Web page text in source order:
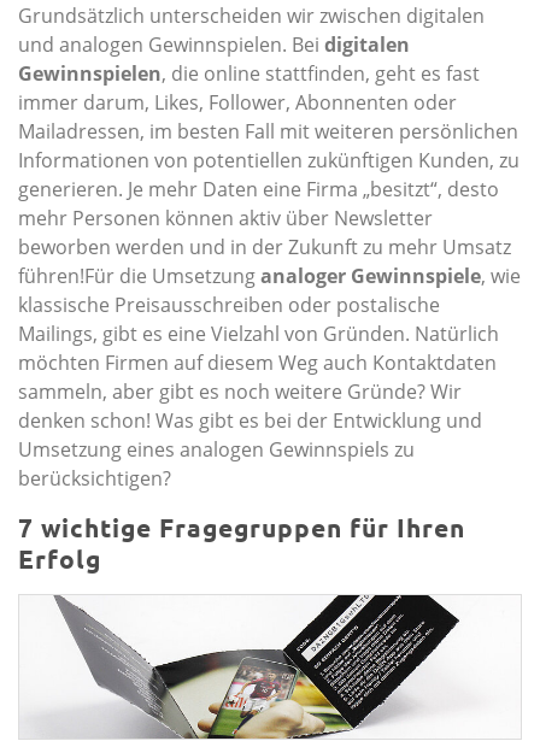
Grundsätzlich unterscheiden wir zwischen digitalen
und analogen Gewinnspielen. Bei digitalen
Gewinnspielen, die online stattfinden, geht es fast
immer darum, Likes, Follower, Abonnenten oder
Mailadressen, im besten Fall mit weiteren persönlichen
Informationen von potentiellen zukünftigen Kunden, zu
generieren. Je mehr Daten eine Firma „besitzt“, desto
mehr Personen können aktiv über Newsletter
beworben werden und in der Zukunft zu mehr Umsatz
führen!Für die Umsetzunganaloger Gewinnspiele, wie
klassische Preisausschreiben oder postalische
Mailings, gibt es eine Vielzahl von Gründen. Natürlich
möchten Firmen auf diesem Weg auch Kontaktdaten
sammeln, aber gibt es noch weitere Gründe? Wir
denken schon! Was gibt es bei der Entwicklung und
Umsetzung eines analogen Gewinnspiels zu
berücksichtigen?
7 wichtige Fragegruppen für Ihren
Erfolg